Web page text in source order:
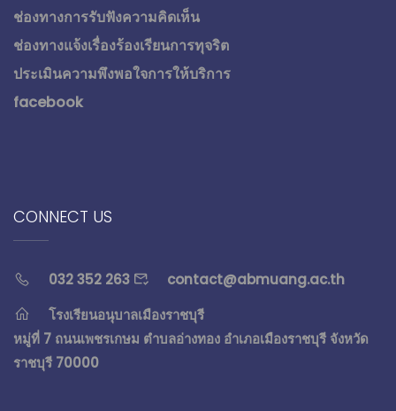
ช่องทางการรับฟังความคิดเห็น
ช่องทางแจ้งเรื่องร้องเรียนการทุจริต
ประเมินความพึงพอใจการให้บริการ
facebook
CONNECT US
032 352 263
contact@abmuang.ac.th
โรงเรียนอนุบาลเมืองราชบุรี
หมู่ที่ 7 ถนนเพชรเกษม ตำบลอ่างทอง อำเภอเมืองราชบุรี จังหวัด
ราชบุรี 70000